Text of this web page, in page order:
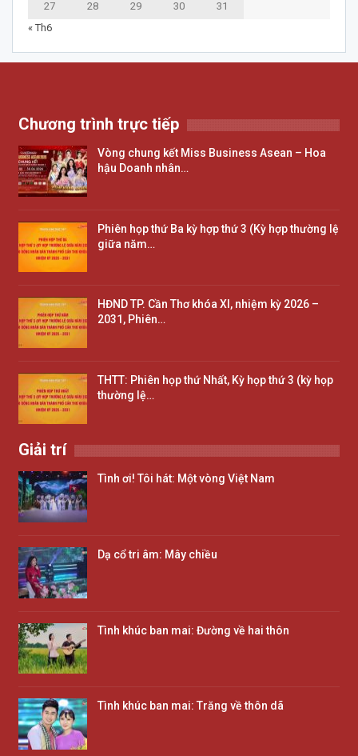
27 28 29 30
31
« Th6
Chương trình trực tiếp
Vòng chung kết Miss Business Asean – Hoa
hậu Doanh nhân…
Phiên họp thứ Ba kỳ hợp thứ 3 (Kỳ hợp thường lệ
giữa năm…
HĐND TP. Cần Thơ khóa XI, nhiệm kỳ 2026 –
2031, Phiên…
THTT: Phiên họp thứ Nhất, Kỳ họp thứ 3 (kỳ họp
thường lệ…
Giải trí
Tình ơi! Tôi hát: Một vòng Việt Nam
Dạ cổ tri âm: Mây chiều
Tình khúc ban mai: Đường về hai thôn
Tình khúc ban mai: Trăng về thôn dã